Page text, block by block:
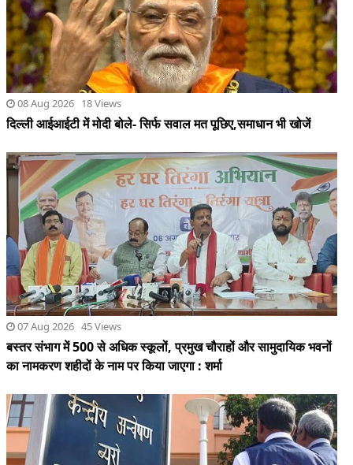
07 Aug 2026 45 Views
बस्तर संभाग में 500 से अधिक स्कूलों, प्रमुख चौराहों और सामुदायिक भवनों
का नामकरण शहीदों के नाम पर किया जाएगा : शर्मा
07 Aug 2026 51 Views
सीबीआई की चार्जशीट मेें बड़ा खुलासा,एनटीए के 3 एक्सपर्ट पर पेपर लीक